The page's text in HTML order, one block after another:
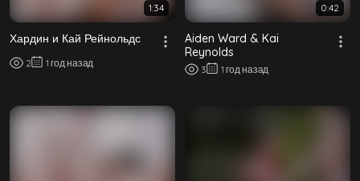
1:34
Хардин и Кай Рейнольдс
2 1 год назад
0:42
Aiden Ward & Kai
Reynolds
3 1 год назад